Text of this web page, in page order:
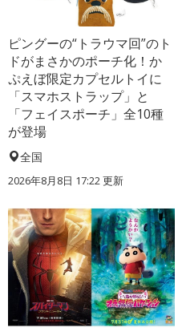
ピングーの“トラウマ回”のト
ドがまさかのポーチ化！か
ぷえぼ限定カプセルトイに
「スマホストラップ」と
「フェイスポーチ」全10種
が登場
全国
2026年8月8日 17:22更新